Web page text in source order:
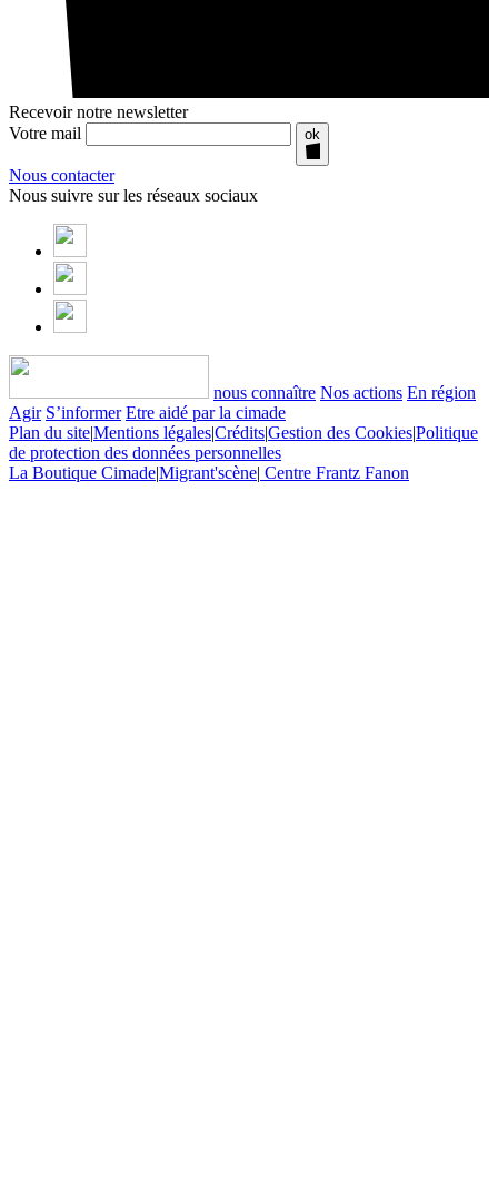
Recevoir notre newsletter
Votre mail
ok
Nous contacter
Nous suivre sur les réseaux sociaux
nous connaître Nos actions En région
Agir S’informer Etre aidé par la cimade
Plan du site|Mentions légales|Crédits|Gestion des Cookies|Politique
de protection des données personnelles
La Boutique Cimade|Migrant'scène| Centre Frantz Fanon